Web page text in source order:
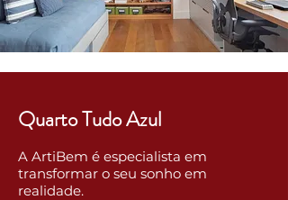
Quarto Tudo Azul
A ArtiBem é especialista em
transformar o seu sonho em
realidade.